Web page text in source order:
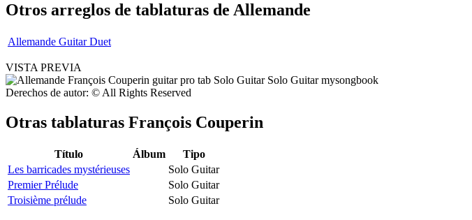
Otros arreglos de tablaturas de Allemande
Allemande Guitar Duet
VISTA PREVIA
Derechos de autor: © All Rights Reserved
Otras tablaturas François Couperin
Título Álbum
Tipo
Les barricades mystérieuses
Solo Guitar
Premier Prélude
Solo Guitar
Troisième prélude
Solo Guitar